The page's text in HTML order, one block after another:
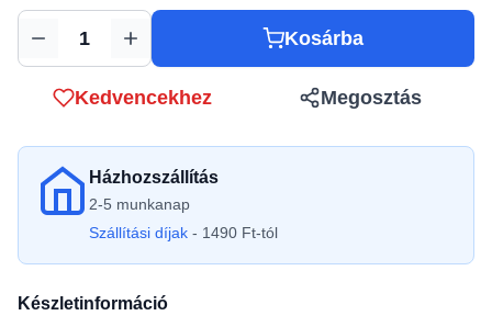
Mennyiség Kosárba
Kedvencekhez Megosztás
Házhozszállítás
2-5 munkanap
Szállítási díjak - 1490 Ft-tól
Készletinformáció